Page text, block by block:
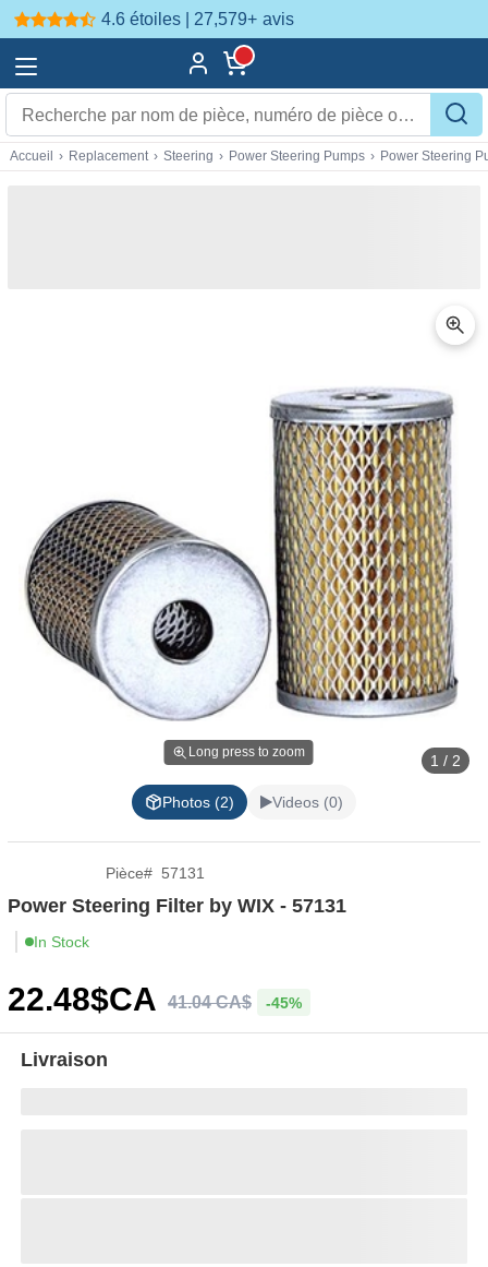
4.6 étoiles | 27,579+ avis
Accueil › Replacement › Steering › Power Steering Pumps › Power Steering
Long press to zoom 1 / 2
Photos (2) Videos (0)
Pièce# 57131
Power Steering Filter by WIX - 57131
In Stock
22.48$CA 41.04CA$ -45%
Livraison